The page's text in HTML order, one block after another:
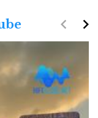
navigate_next
navigate_before